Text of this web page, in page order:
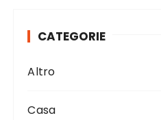
CATEGORIE
Altro
Casa